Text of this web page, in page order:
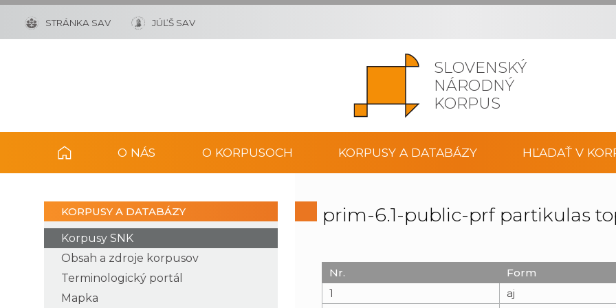
SLOVENSKÝ
NÁRODNÝ
KORPUS
STRÁNKA SAV JÚĽŠ SAV
O NÁS O KORPUSOCH KORPUSY A DATABÁZY HĽADAŤ V
KORPUSY A DATABÁZY
Korpusy SNK
Obsah a zdroje korpusov
Terminologický portál
Mapka
prim-6.1-public-prf partikulas
Nr. Form
1
aj